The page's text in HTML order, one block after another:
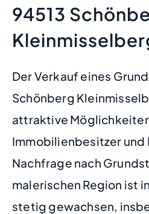
94513
Der Verkauf eines
Schönberg
attraktive
Immobilienbesitzer und
Nachfrage nach
malerischen Region ist
stetig gewachsen,